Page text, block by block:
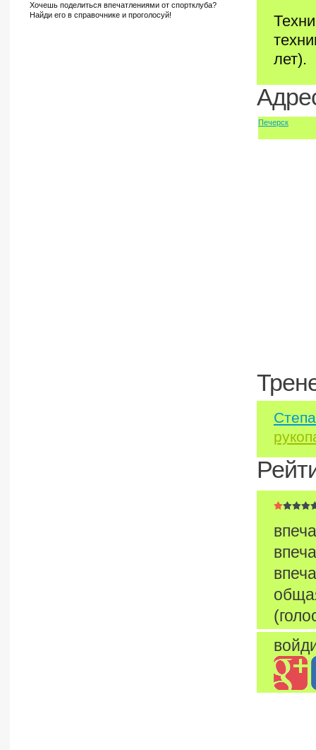
Хочешь поделиться впечатлениями от спортклуба?
Найди его в справочнике и проголосуй!
лет).
Печерск